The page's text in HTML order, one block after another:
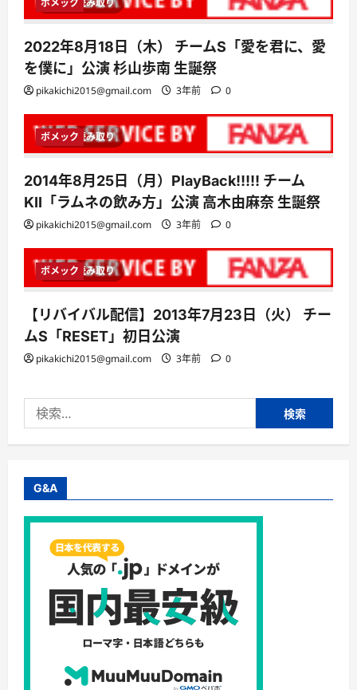
1 分読み取り
ボメック
2022年8月18日（木） チームS「愛を君に、愛
を僕に」公演 杉山歩南 生誕祭
pikakichi2015@gmail.com 3年前 0
1 分読み取り
ボメック
2014年8月25日（月）PlayBack!!!!! チーム
KII「ラムネの飲み方」公演 高木由麻奈 生誕祭
pikakichi2015@gmail.com 3年前 0
1 分読み取り
ボメック
【リバイバル配信】2013年7月23日（火） チー
ムS「RESET」初日公演
pikakichi2015@gmail.com 3年前 0
索:
G&A